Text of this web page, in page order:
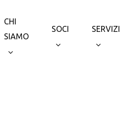
CHI
SIAMO
SOCI SERVIZI